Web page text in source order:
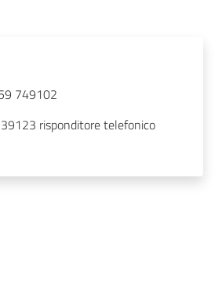
749102
risponditore telefonico